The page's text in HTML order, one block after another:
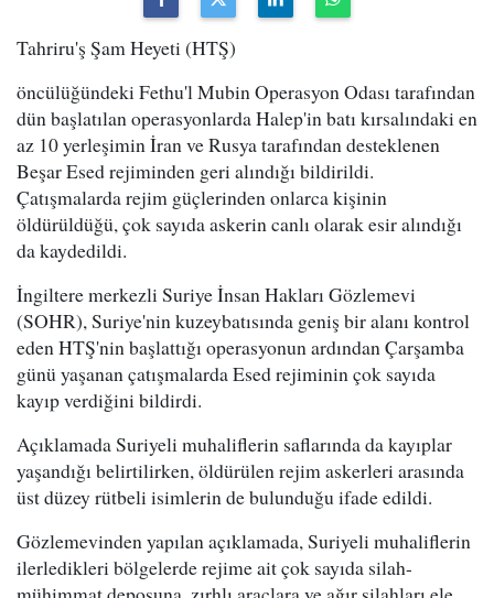
Tahriru'ş Şam Heyeti (HTŞ)
öncülüğündeki Fethu'l Mubin Operasyon Odası tarafından
dün başlatılan operasyonlarda Halep'in batı kırsalındaki en
az 10 yerleşimin İran ve Rusya tarafından desteklenen
Beşar Esed rejiminden geri alındığı bildirildi.
Çatışmalarda rejim güçlerinden onlarca kişinin
öldürüldüğü, çok sayıda askerin canlı olarak esir alındığı
da kaydedildi.
İngiltere merkezli Suriye İnsan Hakları Gözlemevi
(SOHR), Suriye'nin kuzeybatısında geniş bir alanı kontrol
eden HTŞ'nin başlattığı operasyonun ardından Çarşamba
günü yaşanan çatışmalarda Esed rejiminin çok sayıda
kayıp verdiğini bildirdi.
Açıklamada Suriyeli muhaliflerin saflarında da kayıplar
yaşandığı belirtilirken, öldürülen rejim askerleri arasında
üst düzey rütbeli isimlerin de bulunduğu ifade edildi.
Gözlemevinden yapılan açıklamada, Suriyeli muhaliflerin
ilerledikleri bölgelerde rejime ait çok sayıda silah-